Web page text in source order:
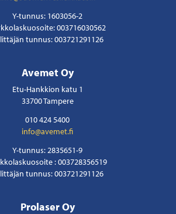
Y-tunnus: 1603056-2
003716030562
tunnus: 003721291126
Avemet Oy
Etu-Hankkion katu 1
33700 Tampere
010 424 5400
info@avemet.fi
Y-tunnus: 2835651-9
: 003728356519
tunnus: 003721291126
Prolaser Oy